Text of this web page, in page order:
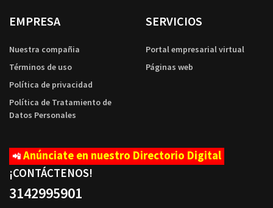
EMPRESA
Nuestra compañia
Términos de uso
Política de privacidad
Política de Tratamiento de
Datos Personales
SERVICIOS
Portal empresarial virtual
Páginas web
📲 Anúnciate en nuestro Directorio Digital
¡CONTÁCTENOS!
3142995901